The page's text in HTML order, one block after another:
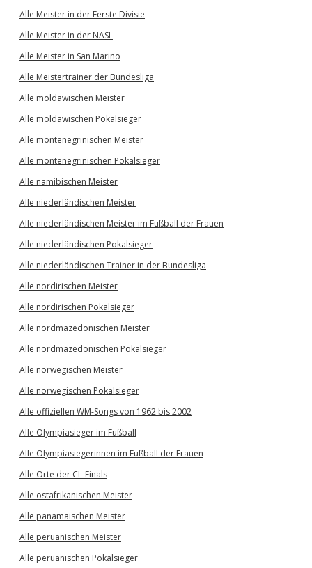
Alle Meister in der Eerste Divisie
Alle Meister in der NASL
Alle Meister in San Marino
Alle Meistertrainer der Bundesliga
Alle moldawischen Meister
Alle moldawischen Pokalsieger
Alle montenegrinischen Meister
Alle montenegrinischen Pokalsieger
Alle namibischen Meister
Alle niederländischen Meister
Alle niederländischen Meister im Fußball der Frauen
Alle niederländischen Pokalsieger
Alle niederländischen Trainer in der Bundesliga
Alle nordirischen Meister
Alle nordirischen Pokalsieger
Alle nordmazedonischen Meister
Alle nordmazedonischen Pokalsieger
Alle norwegischen Meister
Alle norwegischen Pokalsieger
Alle offiziellen WM-Songs von 1962 bis 2002
Alle Olympiasieger im Fußball
Alle Olympiasiegerinnen im Fußball der Frauen
Alle Orte der CL-Finals
Alle ostafrikanischen Meister
Alle panamaischen Meister
Alle peruanischen Meister
Alle peruanischen Pokalsieger